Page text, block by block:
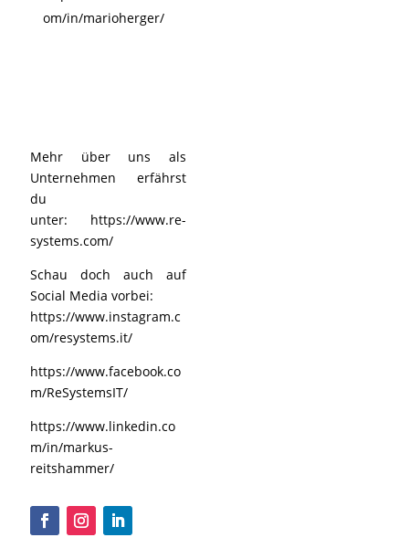
om/in/marioherger/
Mehr über uns als
Unternehmen erfährst
du
unter: https://www.re-
systems.com/
Schau doch auch auf
Social Media vorbei:
https://www.instagram.c
om/resystems.it/
https://www.facebook.co
m/ReSystemsIT/
https://www.linkedin.co
m/in/markus-
reitshammer/